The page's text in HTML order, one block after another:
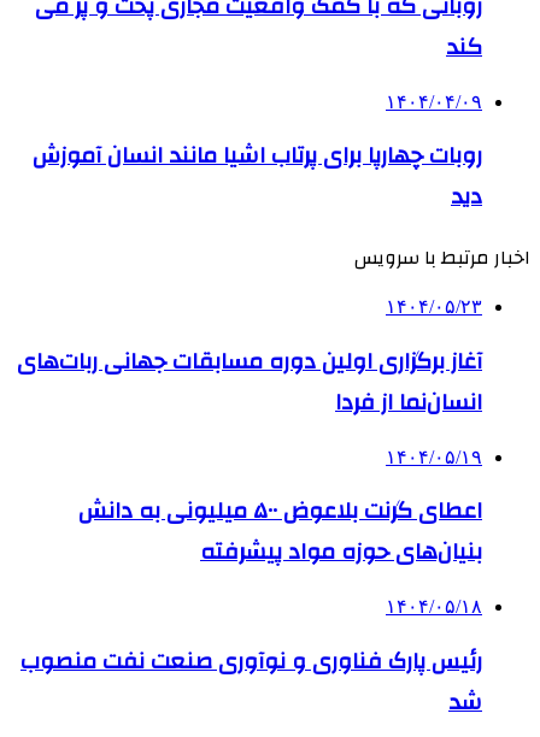
کند
۱۴۰۴/۰۴/۰۹
روبات چهارپا برای پرتاب اشیا مانند انسان آموزش
دید
اخبار مرتبط با سرویس
۱۴۰۴/۰۵/۲۳
آغاز برگزاری اولین دوره مسابقات جهانی ربات‌های
انسان‌نما از فردا
۱۴۰۴/۰۵/۱۹
اعطای گرنت بلاعوض ۵۰۰ میلیونی به دانش
بنیان‌های حوزه مواد پیشرفته
۱۴۰۴/۰۵/۱۸
رئیس پارک فناوری و نوآوری صنعت نفت منصوب
شد